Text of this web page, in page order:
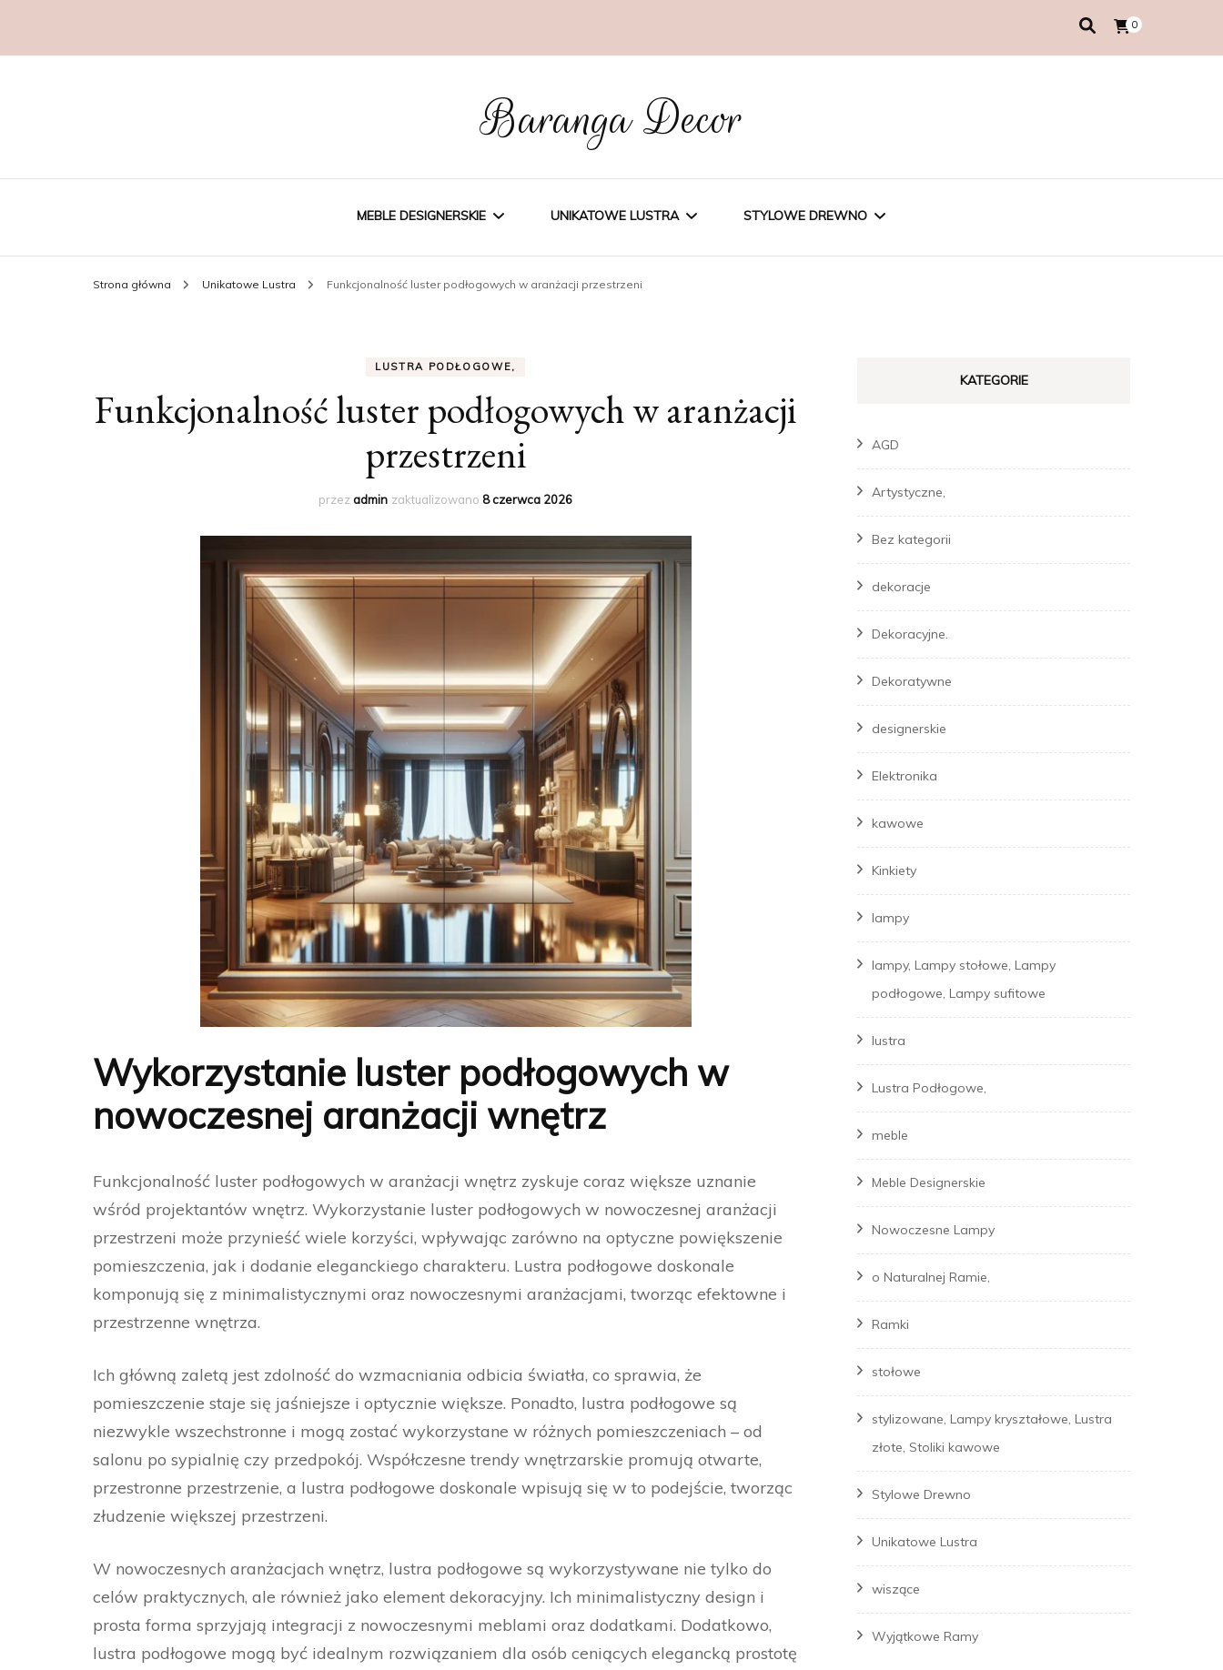
0
Baranga Decor
MEBLE DESIGNERSKIE UNIKATOWE LUSTRA
DEKORACYJNE.
STYLOWE DREWNO
Strona główna Unikatowe Lustra Funkcjonalność luster podłogowych w aranżacji przestrzeni
LUSTRA PODŁOGOWE,
Funkcjonalność luster podłogowych w aranżacji
przestrzeni
przezadmin zaktualizowano 8 czerwca 2026
Wykorzystanie luster podłogowych w
nowoczesnej aranżacji wnętrz
Funkcjonalność luster podłogowych w aranżacji wnętrz zyskuje coraz większe uznanie
wśród projektantów wnętrz. Wykorzystanie luster podłogowych w nowoczesnej aranżacji
przestrzeni może przynieść wiele korzyści, wpływając zarówno na optyczne powiększenie
pomieszczenia, jak i dodanie eleganckiego charakteru. Lustra podłogowe doskonale
komponują się z minimalistycznymi oraz nowoczesnymi aranżacjami, tworząc efektowne i
przestrzenne wnętrza.
Ich główną zaletą jest zdolność do wzmacniania odbicia światła, co sprawia, że
pomieszczenie staje się jaśniejsze i optycznie większe. Ponadto, lustra podłogowe są
niezwykle wszechstronne i mogą zostać wykorzystane w różnych pomieszczeniach – od
salonu po sypialnię czy przedpokój. Współczesne trendy wnętrzarskie promują otwarte,
przestronne przestrzenie, a lustra podłogowe doskonale wpisują się w to podejście, tworząc
złudzenie większej przestrzeni.
W nowoczesnych aranżacjach wnętrz, lustra podłogowe są wykorzystywane nie tylko do
celów praktycznych, ale również jako element dekoracyjny. Ich minimalistyczny design i
prosta forma sprzyjają integracji z nowoczesnymi meblami oraz dodatkami. Dodatkowo,
lustra podłogowe mogą być idealnym rozwiązaniem dla osób ceniących elegancką prostotę
KATEGORIE
AGD
Artystyczne,
Bez kategorii
dekoracje
Dekoracyjne.
Dekoratywne
designerskie
Elektronika
kawowe
Kinkiety
lampy
lampy, Lampy stołowe, Lampy
podłogowe, Lampy sufitowe
lustra
Lustra Podłogowe,
meble
Meble Designerskie
Nowoczesne Lampy
o Naturalnej Ramie,
Ramki
stołowe
stylizowane, Lampy kryształowe, Lustra
złote, Stoliki kawowe
Stylowe Drewno
Unikatowe Lustra
wiszące
Wyjątkowe Ramy